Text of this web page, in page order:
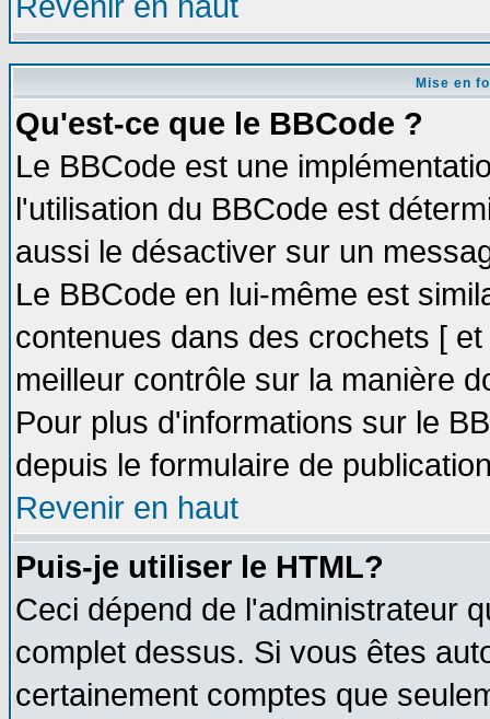
Mise en
Qu'est-ce que le BBCode ?
Le BBCode est une
l'utilisation du BBCode est
aussi le désactiver sur un
Le BBCode en lui-même est
contenues dans des crochets [
meilleur contrôle sur la manière
Pour plus d'informations sur le
depuis le formulaire de
Revenir en haut
Puis-je utiliser le HTML?
Ceci dépend de l'administrateur
complet dessus. Si vous êtes
certainement comptes que